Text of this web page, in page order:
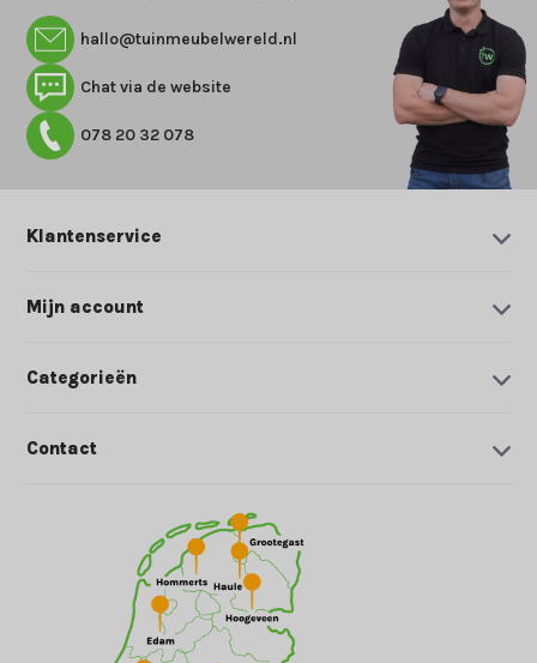
hallo@tuinmeubelwereld.nl
Chat via de website
078 20 32 078
Klantenservice
Mijn account
Categorieën
Contact